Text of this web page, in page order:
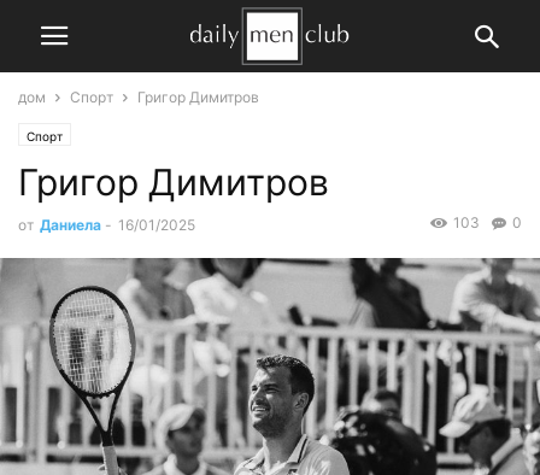
дом Спорт Григор Димитров
Спорт
Григор Димитров
от Даниела - 16/01/2025 0
103